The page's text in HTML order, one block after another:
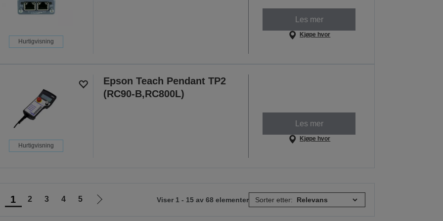
Hurtigvisning
Les mer
Kjøpe hvor
Hurtigvisning
Epson Teach Pendant TP2
(RC90-B,RC800L)
Les mer
Kjøpe hvor
1 2 3 4 5
Gå
Viser 1 - 15 av 68 elementer Sorter etter: